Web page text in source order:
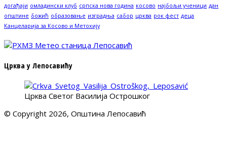
догађаји омладински клуб српска нова година косово најбољи ученици дан
општине божић образовање изградња сабор црква рок фест деца
Канцеларија за Косово и Метохију
Црква у Лепосавићу
Црква Светог Василија Острошког
© Copyright 2026, Општина Лепосавић